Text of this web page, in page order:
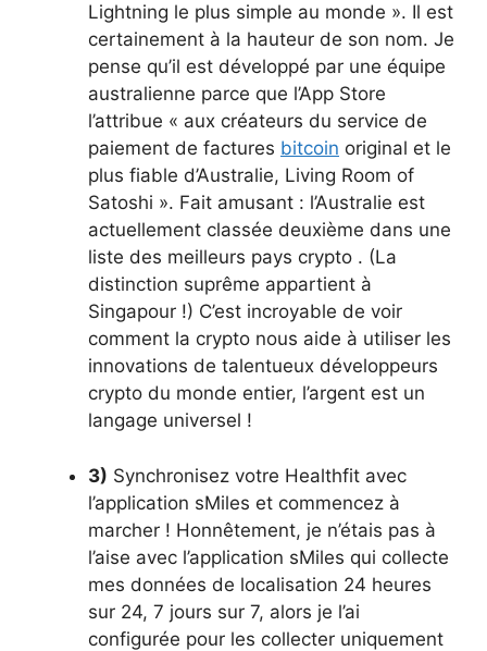
Lightning le plus simple au monde ». Il est
certainement à la hauteur de son nom. Je
pense qu’il est développé par une équipe
australienne parce que l’App Store
l’attribue « aux créateurs du service de
paiement de factures bitcoin original et le
plus fiable d’Australie, Living Room of
Satoshi ». Fait amusant : l’Australie est
actuellement classée deuxième dans une
liste des meilleurs pays crypto . (La
distinction suprême appartient à
Singapour !) C’est incroyable de voir
comment la crypto nous aide à utiliser les
innovations de talentueux développeurs
crypto du monde entier, l’argent est un
langage universel !
3) Synchronisez votre Healthfit avec
l’application sMiles et commencez à
marcher ! Honnêtement, je n’étais pas à
l’aise avec l’application sMiles qui collecte
mes données de localisation 24 heures
sur 24, 7 jours sur 7, alors je l’ai
configurée pour les collecter uniquement